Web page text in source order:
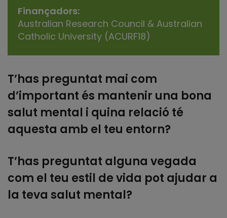
Finançadors
Australian Research Council & Australian
Catholic University (ACURF18)
T’has preguntat mai com
d’important és mantenir una bona
salut mental i quina relació té
aquesta amb el teu entorn?
T’has preguntat alguna vegada
com el teu estil de vida pot ajudar a
la teva salut mental?